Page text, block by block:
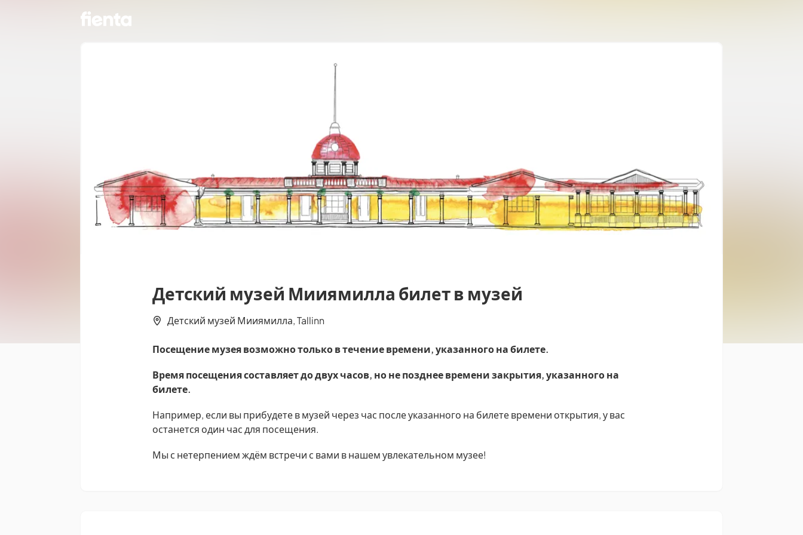
Детский музей Мииямилла билет в музей
Детский музей Мииямилла, Tallinn
Посещение музея возможно только в течение времени, указанного на билете.
Время посещения составляет до двух часов, но не позднее времени закрытия, указанного на
билете.
Например, если вы прибудете в музей через час после указанного на билете времени открытия, у вас
останется один час для посещения.
Мы с нетерпением ждём встречи с вами в нашем увлекательном музее!